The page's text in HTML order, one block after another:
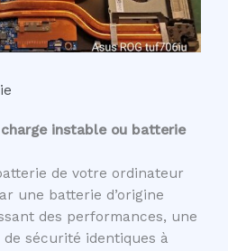
instable ou batterie
de votre ordinateur
une batterie d’origine
des performances, une
sécurité identiques à